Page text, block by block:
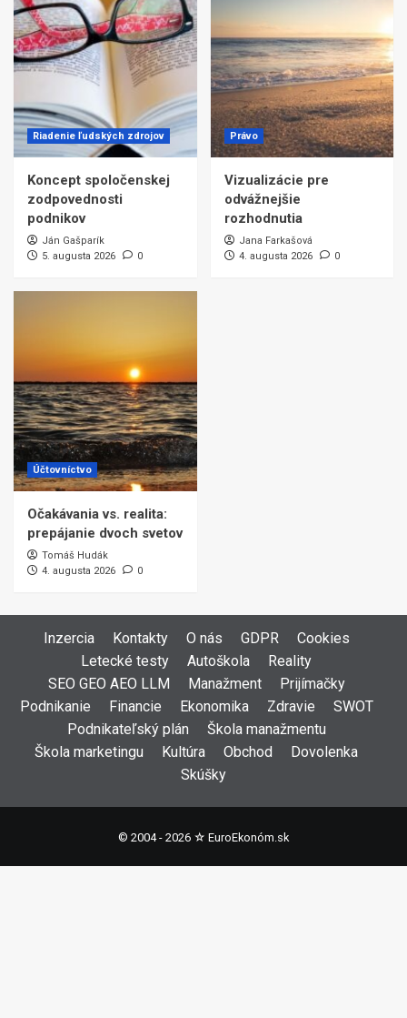
Riadenie ľudských zdrojov
Koncept spoločenskej
zodpovednosti
podnikov
Ján Gašparík
5. augusta 2026
0
Právo
Vizualizácie pre
odvážnejšie
rozhodnutia
Jana Farkašová
4. augusta 2026
0
Účtovníctvo
Očakávania vs. realita:
prepájanie dvoch svetov
Tomáš Hudák
4. augusta 2026
0
Inzercia Kontakty O nás GDPR
Cookies
Letecké testy
Autoškola
Reality
SEO GEO AEO LLM
Manažment
Prijímačky
Podnikanie
Financie Ekonomika Zdravie
SWOT
Podnikateľský plán
Škola manažmentu
Škola marketingu
Kultúra Obchod
Dovolenka
Skúšky
© 2004 - 2026 ☆ EuroEkonóm.sk